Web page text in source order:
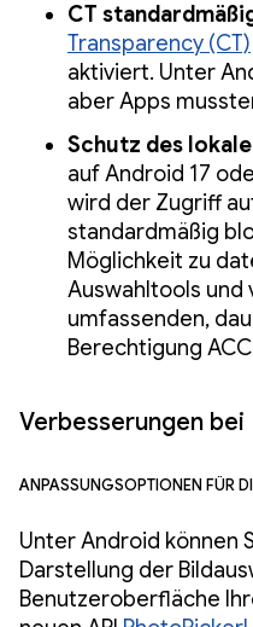
CT
Transparency (CT)
aktiviert. Unter
aber Apps
Schutz des
auf Android 17
wird der Zugriff
standardmäßig
Möglichkeit zu
Auswahltools und
umfassenden,
Berechtigung
Verbesserungen
Anpassungsoptionen für
Unter Android können
Darstellung der
Benutzeroberfläche